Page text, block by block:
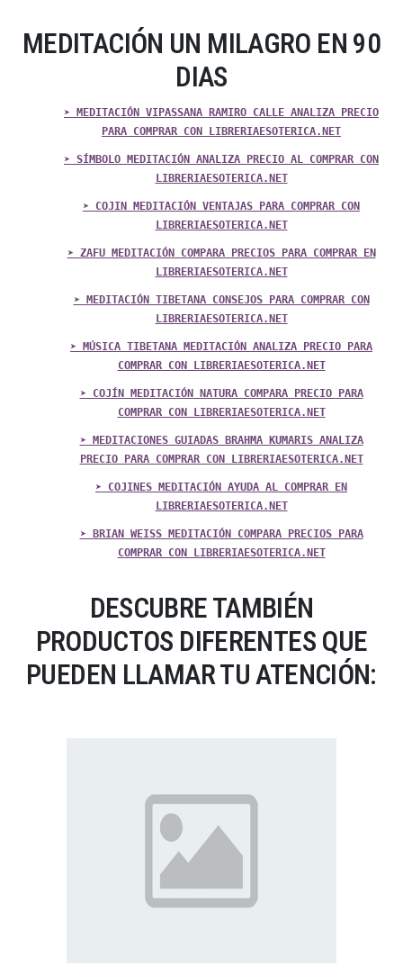
MEDITACIÓN UN MILAGRO EN 90
DIAS
➤ MEDITACIÓN VIPASSANA RAMIRO CALLE ANALIZA PRECIO
PARA COMPRAR CON LIBRERIAESOTERICA.NET
➤ SÍMBOLO MEDITACIÓN ANALIZA PRECIO AL COMPRAR CON
LIBRERIAESOTERICA.NET
➤ COJIN MEDITACIÓN VENTAJAS PARA COMPRAR CON
LIBRERIAESOTERICA.NET
➤ ZAFU MEDITACIÓN COMPARA PRECIOS PARA COMPRAR EN
LIBRERIAESOTERICA.NET
➤ MEDITACIÓN TIBETANA CONSEJOS PARA COMPRAR CON
LIBRERIAESOTERICA.NET
➤ MÚSICA TIBETANA MEDITACIÓN ANALIZA PRECIO PARA
COMPRAR CON LIBRERIAESOTERICA.NET
➤ COJÍN MEDITACIÓN NATURA COMPARA PRECIO PARA
COMPRAR CON LIBRERIAESOTERICA.NET
➤ MEDITACIONES GUIADAS BRAHMA KUMARIS ANALIZA
PRECIO PARA COMPRAR CON LIBRERIAESOTERICA.NET
➤ COJINES MEDITACIÓN AYUDA AL COMPRAR EN
LIBRERIAESOTERICA.NET
➤ BRIAN WEISS MEDITACIÓN COMPARA PRECIOS PARA
COMPRAR CON LIBRERIAESOTERICA.NET
DESCUBRE TAMBIÉN
PRODUCTOS DIFERENTES QUE
PUEDEN LLAMAR TU ATENCIÓN: